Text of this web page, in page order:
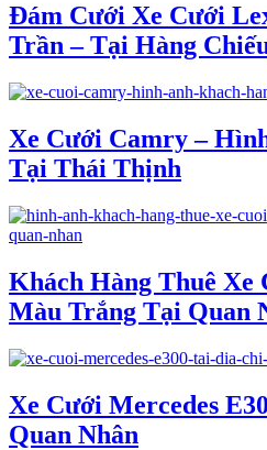
Đám Cưới Xe Cưới
Trần – Tại Hàng
Xe Cưới Camry –
Tại Thái Thịnh
Khách Hàng Thuê Xe
Màu Trắng Tại Quan
Xe Cưới Mercedes
Quan Nhân